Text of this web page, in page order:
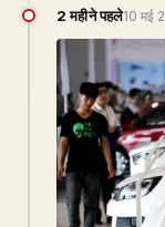
2 महीने पहले10 मई